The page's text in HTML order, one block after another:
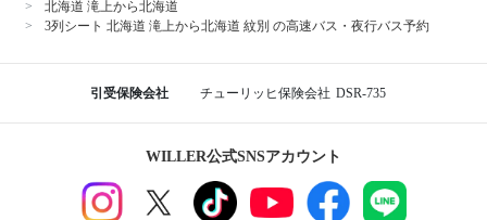
北海道 滝上から北海道
3列シート 北海道 滝上から北海道 紋別 の高速バス・夜行バス予約
引受保険会社 チューリッヒ保険会社 DSR-735
WILLER公式SNSアカウント